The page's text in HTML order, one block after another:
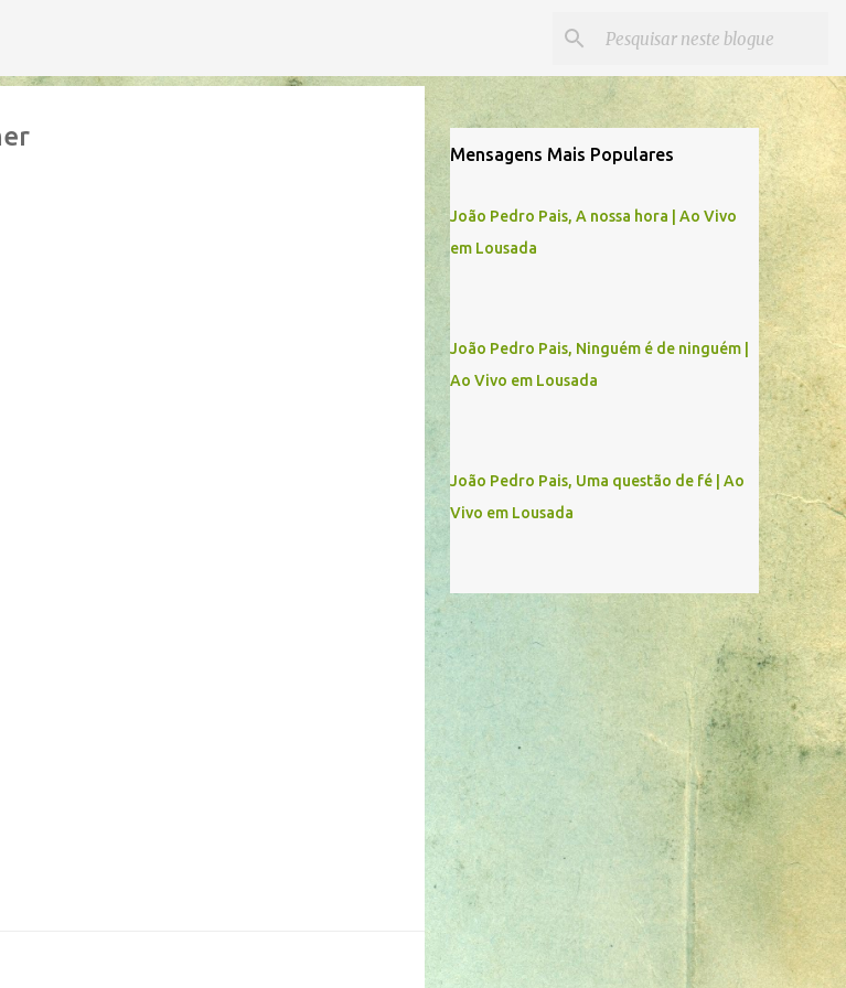
Mensagens Mais Populares
João Pedro Pais, A nossa hora | Ao Vivo
em Lousada
João Pedro Pais, Ninguém é de ninguém |
Ao Vivo em Lousada
João Pedro Pais, Uma questão de fé | Ao
Vivo em Lousada